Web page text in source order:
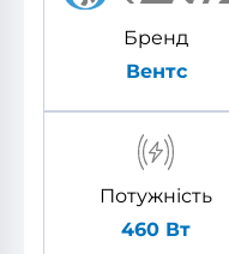
Бренд
Вентс
Потужність
460 Вт